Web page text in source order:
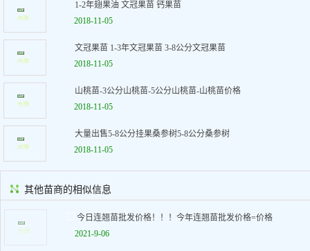
1-2年翅果油 文冠果苗 钙果苗
2018-11-05
文冠果苗 1-3年文冠果苗 3-8公分文冠果苗
2018-11-05
山桃苗-3公分山桃苗-5公分山桃苗-山桃苗价格
2018-11-05
大量出售5-8公分挂果桑参树5-8公分桑参树
2018-11-05
其他苗商的相似信息
今日连翘苗批发价格！！！今年连翘苗批发价格=价格
2021-9-06